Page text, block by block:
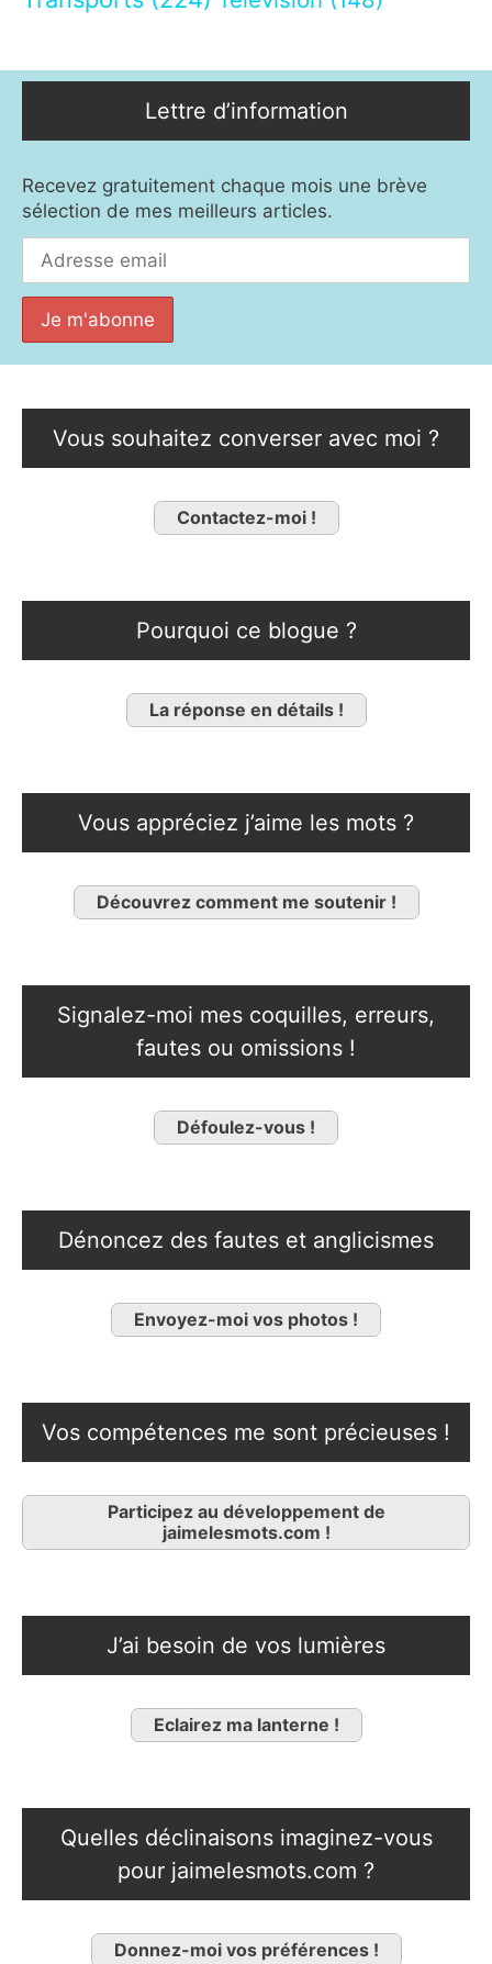
Lettre d’information
Recevez gratuitement chaque mois une brève
sélection de mes meilleurs articles.
Vous souhaitez converser avec moi ?
Contactez-moi !
Pourquoi ce blogue ?
La réponse en détails !
Vous appréciez j’aime les mots ?
Découvrez comment me soutenir !
Signalez-moi mes coquilles, erreurs,
fautes ou omissions !
Défoulez-vous !
Dénoncez des fautes et anglicismes
Envoyez-moi vos photos !
Vos compétences me sont précieuses !
Participez au développement de
jaimelesmots.com !
J’ai besoin de vos lumières
Eclairez ma lanterne !
Quelles déclinaisons imaginez-vous
pour jaimelesmots.com ?
Donnez-moi vos préférences !